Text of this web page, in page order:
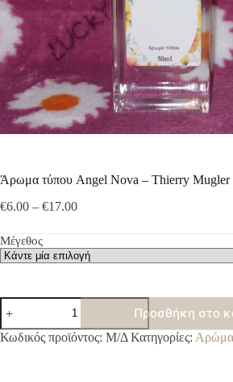
Άρωμα τύπου Angel Nova – Thierry Mugler
€6.00 – €17.00Price
through
€17.00
Μέγεθος
Άρωμα
τύπου
Angel
Nova
Προσθήκη στο
A
Κωδικός προϊόντος: Μ/Δ Κατηγορίες: